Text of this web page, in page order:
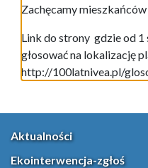
Zachęcamy mieszkańców
Link do strony gdzie od 1
głosować na lokalizację
http://100latnivea.pl/
Aktualności
Ekointerwencja-zgłoś